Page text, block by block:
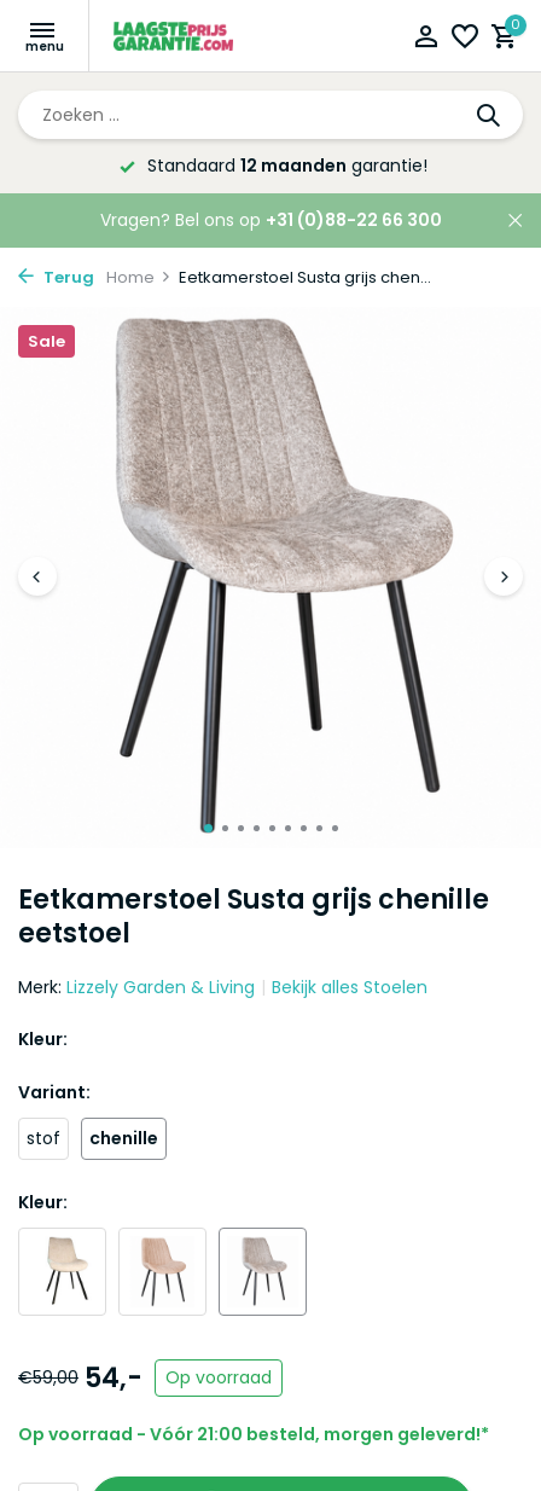
0
Altijd de laagsteprijsgarantie!
Vragen? Bel ons op +31 (0)88-22 66 300
Terug Home Eetkamerstoel Susta grijs chen...
Eetkamerstoel Susta grijs chenille
eetstoel
Sale
Merk: Lizzely Garden & Living Bekijk alles Stoelen
Kleur:
Variant:
stof
chenille
Kleur:
€59,00 54,- Op voorraad
Op voorraad - Vóór 21:00 besteld, morgen geleverd!*